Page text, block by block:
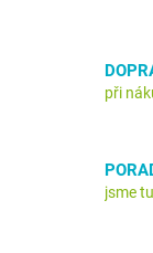
při
jsme